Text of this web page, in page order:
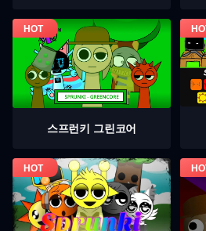
스프런키 그린코어